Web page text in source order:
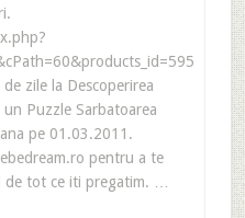
zile la Descoperirea
Puzzle Sarbatoarea
pe 01.03.2011.
pentru a te
de tot ce iti pregatim. …